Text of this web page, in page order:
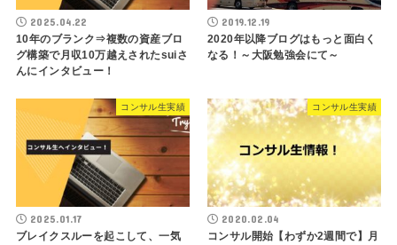
2025.04.22
10年のブランク⇒複数の資産ブロ
グ構築で月収10万越えされたsuiさ
んにインタビュー！
2019.12.19
2020年以降ブログはもっと面白く
なる！～大阪勉強会にて～
コンサル生実績
2025.01.17
ブレイクスルーを起こして、一気
コンサル生実績
2020.02.04
コンサル開始【わずか2週間で】月